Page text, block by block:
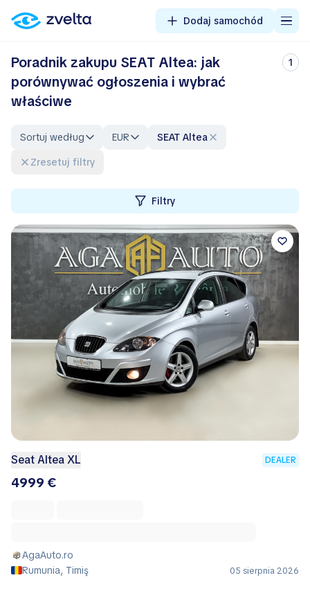
Dodaj samochód
Poradnik zakupu SEAT Altea: jak
porównywać ogłoszenia i wybrać
właściwe
1
Sortuj według EUR
SEAT Altea
Zresetuj filtry
Filtry
Seat Altea XL DEALER
4999 €
AgaAuto.ro
Rumunia, Timiş
05 sierpnia 2026